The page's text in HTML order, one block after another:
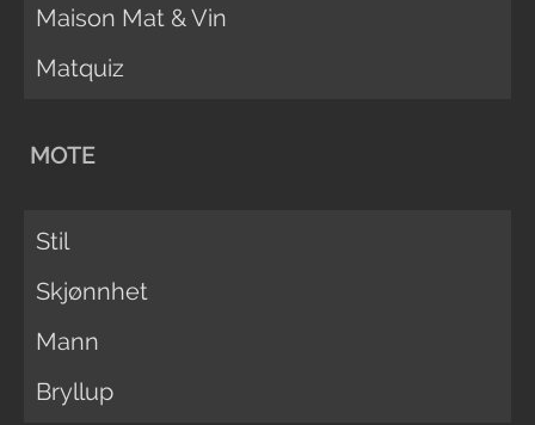
Maison Mat & Vin
Matquiz
MOTE
Stil
Skjønnhet
Mann
Bryllup